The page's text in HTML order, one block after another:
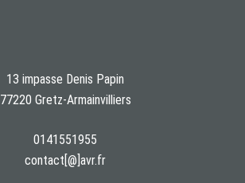
13 impasse Denis Papin
77220 Gretz-Armainvilliers
0141551955
contact[@]avr.fr